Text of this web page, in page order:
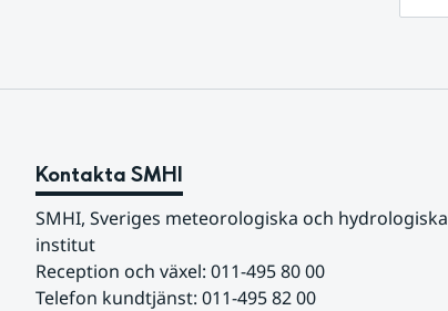
Kontakta SMHI
SMHI, Sveriges meteorologiska och hydrologiska
institut
Reception och växel: 011-495 80 00
Telefon kundtjänst: 011-495 82 00